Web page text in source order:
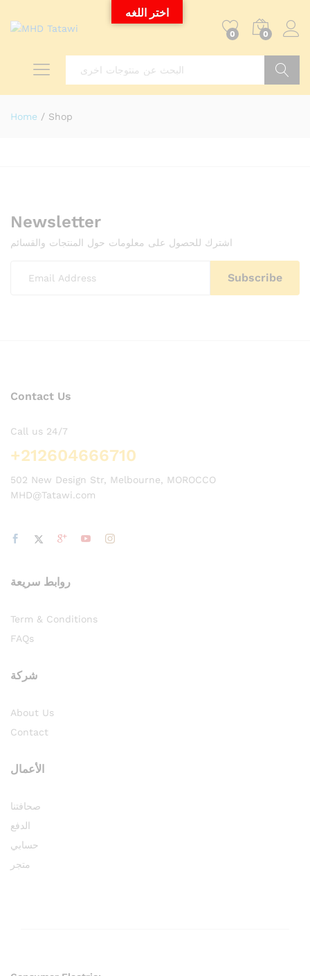
0 0
Home / Shop
Newsletter
اشترك للحصول على معلومات حول المنتجات والقسائم
Contact Us
Call us 24/7
+212604666710
502 New Design Str, Melbourne, MOROCCO
MHD@Tatawi.com
روابط سريعة
Term & Conditions
FAQs
شركة
About Us
Contact
الأعمال
صحافتنا
الدفع
حسابي
متجر
اختر اللغه